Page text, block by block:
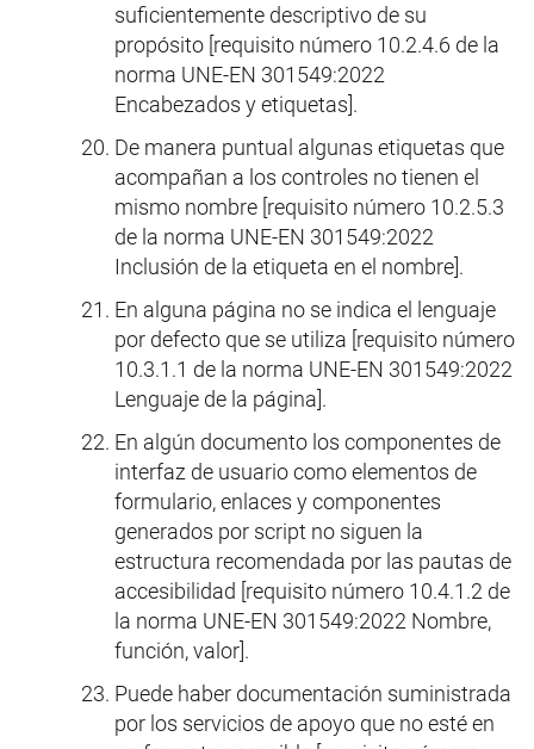
suficientemente descriptivo de su
propósito [requisito número 10.2.4.6 de la
norma UNE-EN 301549:2022
Encabezados y etiquetas].
De manera puntual algunas etiquetas que
acompañan a los controles no tienen el
mismo nombre [requisito número 10.2.5.3
de la norma UNE-EN 301549:2022
Inclusión de la etiqueta en el nombre].
En alguna página no se indica el lenguaje
por defecto que se utiliza [requisito número
10.3.1.1 de la norma UNE-EN 301549:2022
Lenguaje de la página].
En algún documento los componentes de
interfaz de usuario como elementos de
formulario, enlaces y componentes
generados por script no siguen la
estructura recomendada por las pautas de
accesibilidad [requisito número 10.4.1.2 de
la norma UNE-EN 301549:2022 Nombre,
función, valor].
Puede haber documentación suministrada
por los servicios de apoyo que no esté en